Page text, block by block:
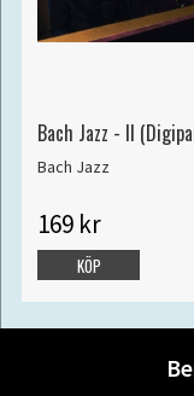
Bach Jazz - II
Bach Jazz
169 kr
KÖP